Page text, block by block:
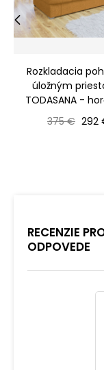
Rozkladacia
úložným
TODASANA -
Bežná cena
375 € 292
RECENZIE
ODPOVEDE